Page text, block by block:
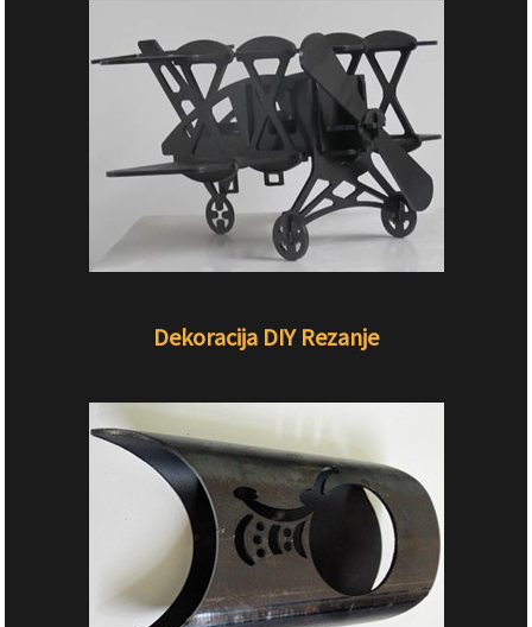
Dekoracija DIY Rezanje